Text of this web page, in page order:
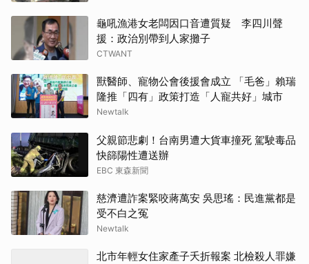
龜吼漁港女老闆因口音遭質疑 李四川聲
援：政治別帶到人家攤子
CTWANT
獸醫師、寵物公會後援會成立 「毛爸」賴瑞
隆推「四有」政策打造「人寵共好」城市
Newtalk
父親節悲劇！台南男遭大貨車撞死 駕駛毒品
快篩陽性遭送辦
EBC 東森新聞
慈濟遭詐案緊咬蔣萬安 吳思瑤：民進黨都是
受不白之冤
Newtalk
北市年輕女住家產子夭折報案 北檢殺人罪嫌